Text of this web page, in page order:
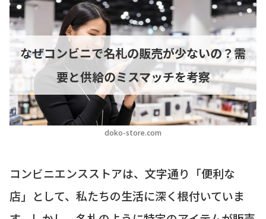
doko-store.com
なぜコンビニで名札の販売が少ないの？需
要と供給のミスマッチを考察
コンビニエンスストアは、文字通り「便利な
店」として、私たちの生活に深く根付いていま